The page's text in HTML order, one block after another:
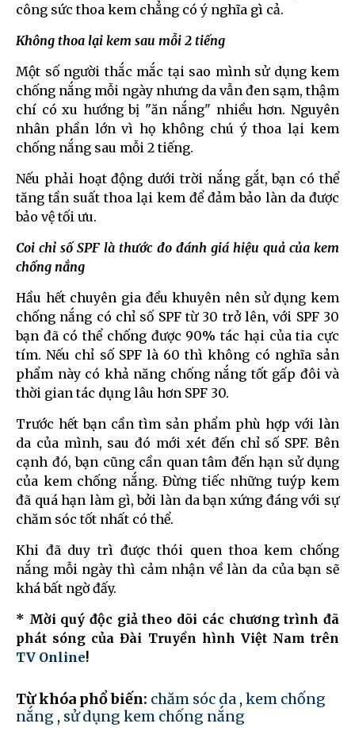
công sức thoa kem chẳng có ý nghĩa gì cả.
Không thoa lại kem sau mỗi 2 tiếng
Một số người thắc mắc tại sao mình sử dụng kem
chống nắng mỗi ngày nhưng da vẫn đen sạm, thậm
chí có xu hướng bị "ăn nắng" nhiều hơn. Nguyên
nhân phần lớn vì họ không chú ý thoa lại kem
chống nắng sau mỗi 2 tiếng.
Nếu phải hoạt động dưới trời nắng gắt, bạn có thể
tăng tần suất thoa lại kem để đảm bảo làn da được
bảo vệ tối ưu.
Coi chỉ số SPF là thước đo đánh giá hiệu quả của kem
chống nắng
Hầu hết chuyên gia đều khuyên nên sử dụng kem
chống nắng có chỉ số SPF từ 30 trở lên, với SPF 30
bạn đã có thể chống được 90% tác hại của tia cực
tím. Nếu chỉ số SPF là 60 thì không có nghĩa sản
phẩm này có khả năng chống nắng tốt gấp đôi và
thời gian tác dụng lâu hơn SPF 30.
Trước hết bạn cần tìm sản phẩm phù hợp với làn
da của mình, sau đó mới xét đến chỉ số SPF. Bên
cạnh đó, bạn cũng cần quan tâm đến hạn sử dụng
của kem chống nắng. Đừng tiếc những tuýp kem
đã quá hạn làm gì, bởi làn da bạn xứng đáng với sự
chăm sóc tốt nhất có thể.
Khi đã duy trì được thói quen thoa kem chống
nắng mỗi ngày thì cảm nhận về làn da của bạn sẽ
khá bất ngờ đấy.
* Mời quý độc giả theo dõi các chương trình đã
phát sóng của Đài Truyền hình Việt Nam trên
TV Online!
Từ khóa phổ biến: chăm sóc da , kem chống
nắng , sử dụng kem chống nắng